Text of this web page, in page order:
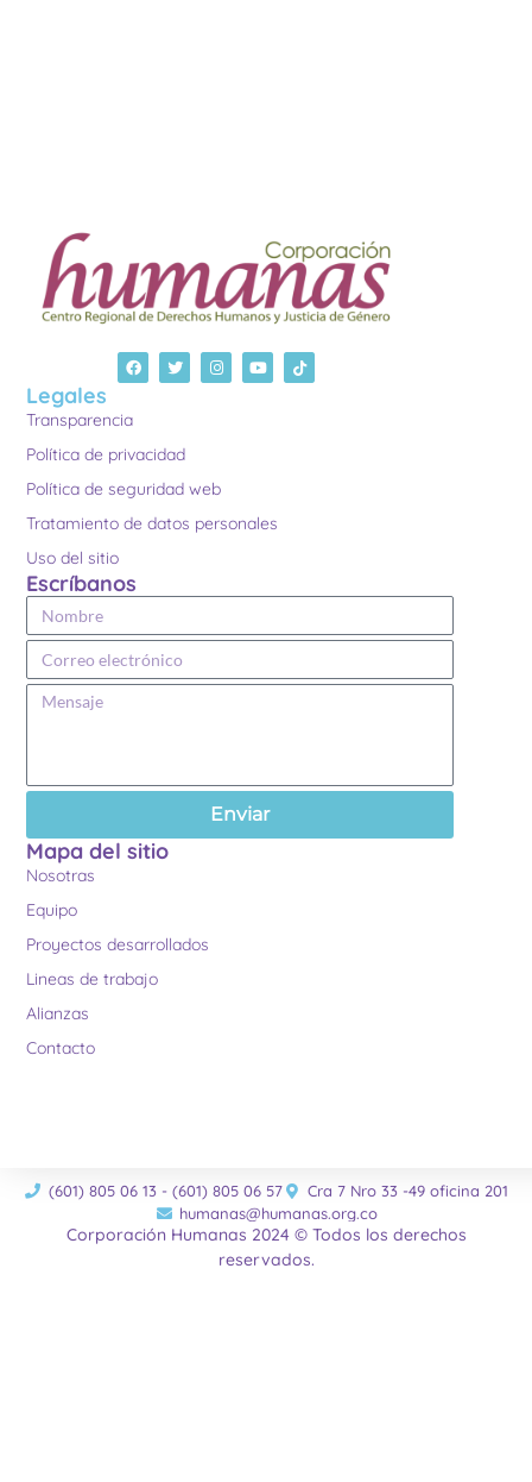
Legales
Transparencia
Política de privacidad
Política de seguridad web
Tratamiento de datos personales
Uso del sitio
Escríbanos
Enviar
Mapa del sitio
Nosotras
Equipo
Proyectos desarrollados
Lineas de trabajo
Alianzas
Contacto
(601) 805 06 13 - (601) 805 06 57
Cra 7 Nro 33 -49 oficina 201
humanas@humanas.org.co
Corporación Humanas 2024 © Todos los derechos
reservados.